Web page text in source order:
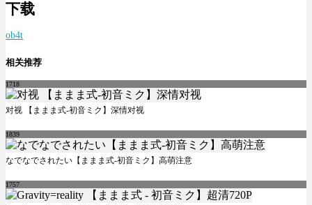
下载
ob4t
相关推荐
1718
对视 【ままま式-初音ミク】深情对视
1839
なでなでされたい【ままま式-初音ミク】高萌注意
1757